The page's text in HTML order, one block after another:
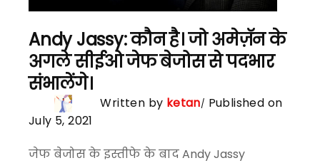
Andy Jassy: कौन है। जो अमेज़ॅन के
अगले सीईओ जेफ बेजोस से पदभार
संभालेंगे।
Written by ketan Published on
July 5, 2021
जेफ बेजोस के इस्तीफे के बाद Andy Jassy